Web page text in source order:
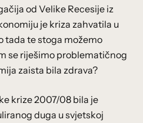
od Velike Recesije iz
je kriza zahvatila u
tada te stoga možemo
se riješimo problematičnog
zaista bila zdrava?
krize 2007/08 bila je
duga u svjetskoj